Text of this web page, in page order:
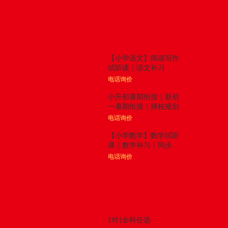
【小学语文】阅读写作
试听课｜语文补习
电话询价
小升初暑期衔接｜新初
一暑期衔接｜择校规划
电话询价
【小学数学】数学试听
课｜数学补习｜同步拓
展
电话询价
1对1全科任选